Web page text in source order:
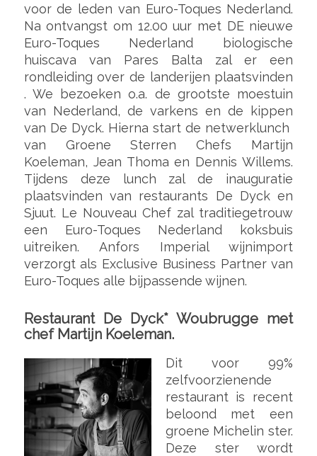
voor de leden van Euro-Toques Nederland.
Na ontvangst om 12.00 uur met DE nieuwe
Euro-Toques Nederland biologische
huiscava van Pares Balta zal er een
rondleiding over de landerijen plaatsvinden
. We bezoeken o.a. de grootste moestuin
van Nederland, de varkens en de kippen
van De Dyck. Hierna start de netwerklunch
van Groene Sterren Chefs Martijn
Koeleman, Jean Thoma en Dennis Willems.
Tijdens deze lunch zal de inauguratie
plaatsvinden van restaurants De Dyck en
Sjuut. Le Nouveau Chef zal traditiegetrouw
een Euro-Toques Nederland koksbuis
uitreiken. Anfors Imperial wijnimport
verzorgt als Exclusive Business Partner van
Euro-Toques alle bijpassende wijnen.
Restaurant De Dyck* Woubrugge met
chef Martijn Koeleman.
Dit voor 99%
zelfvoorzienende
restaurant is recent
beloond met een
groene Michelin ster.
Deze ster wordt